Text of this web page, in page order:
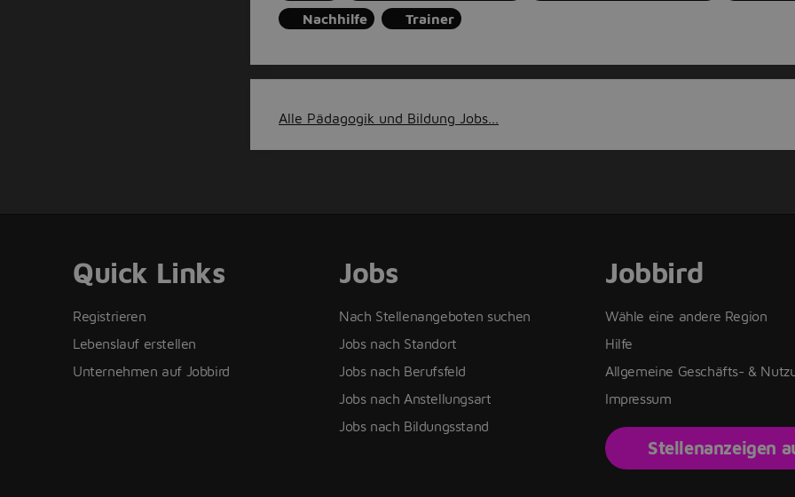
Nachhilfe
Trainer
Alle Pädagogik und Bildung Jobs...
Quick Links
Registrieren
Lebenslauf erstellen
Unternehmen auf Jobbird
Jobs
Nach Stellenangeboten suchen
Jobs nach Standort
Jobs nach Berufsfeld
Jobs nach Anstellungsart
Jobs nach Bildungsstand
Jobbird
Wähle eine andere Region
Hilfe
Allgemeine Geschäfts- &
Impressum
Stellenanzeigen